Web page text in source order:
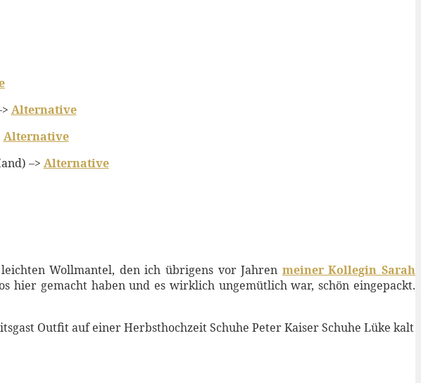
Alternative
Alternative
–> Alternative
Wollmantel, den ich übrigens vor Jahren meiner Kollegin Sarah
hier gemacht haben und es wirklich ungemütlich war, schön eingepackt.